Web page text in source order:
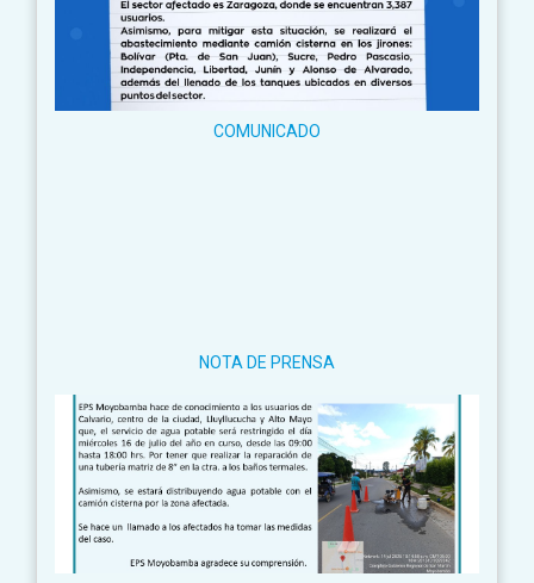
COMUNICADO
NOTA DE PRENSA